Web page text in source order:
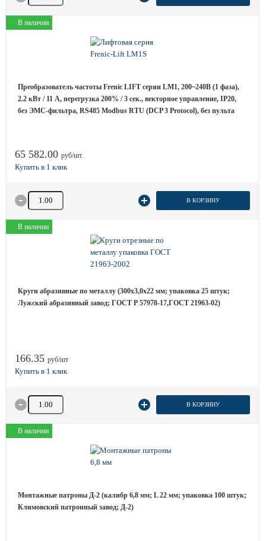
В наличии
Преобразователь частоты Frenic LIFT серии LM1, 200~240B (1 фаза),
2.2 кВт / 11 A, перегрузка 200% / 3 сек., векторное управление, IP20,
без ЭМС-фильтра, RS485 Modbus RTU (DCP 3 Protocol), без пульта
65 582.00 руб/шт.
Количество товара В КОРЗИНУ
В наличии
Круги абразивные по металлу (300х3,0х22 мм; упаковка 25 штук;
Лужский абразивный завод; ГОСТ Р 57978-17,ГОСТ 21963-02)
166.35 руб/шт
Количество товара В КОРЗИНУ
В наличии
Монтажные патроны Д-2 (калибр 6,8 мм; L 22 мм; упаковка 100 штук;
Климовский патронный завод; Д-2)